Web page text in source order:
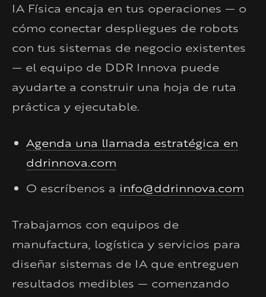
IA Física encaja en tus operaciones — o
cómo conectar despliegues de robots
con tus sistemas de negocio existentes
— el equipo de DDR Innova puede
ayudarte a construir una hoja de ruta
práctica y ejecutable.
Agenda una llamada estratégica en
ddrinnova.com
O escríbenos a info@ddrinnova.com
Trabajamos con equipos de
manufactura, logística y servicios para
diseñar sistemas de IA que entreguen
resultados medibles — comenzando